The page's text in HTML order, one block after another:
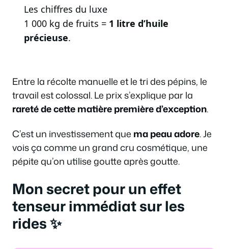
Les chiffres du luxe
1 000 kg de fruits = 1 litre d’huile
précieuse.
Entre la récolte manuelle et le tri des pépins, le
travail est colossal. Le prix s’explique par la
rareté de cette matière première d’exception.
C’est un investissement que ma peau adore. Je
vois ça comme un grand cru cosmétique, une
pépite qu’on utilise goutte après goutte.
Mon secret pour un effet
tenseur immédiat sur les
rides ✨